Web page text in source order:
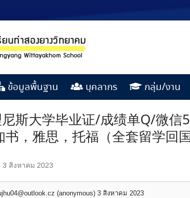
ข้อมูลพื้นฐาน บุคลากร กลุ่ม/งาน
斯大学毕业证/成绩单Q/微
，雅思，托福（全套留学回
3 สิงหาคม 2023
(anonymous) 3 สิงหาคม 2023